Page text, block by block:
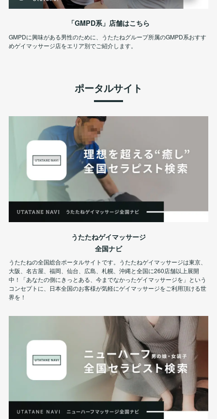
「GMPD系」店舗はこちら
GMPDに興味がある男性のために、うたたねグループ所属のGMPD系おすす
めゲイマッサージ店をエリア別でご紹介します。
ポータルサイト
うたたねゲイマッサージ
全国ナビ
うたたねの全国総合ポータルサイトです。うたたねゲイマッサージは東京、
大阪、名古屋、福岡、仙台、広島、札幌、沖縄と全国に260店舗以上展開
中！「あなたの側にきっとある、今までなかったゲイマッサージを」という
コンセプトに、日本全国のお客様が気軽にゲイマッサージをご利用頂ける世
界を！